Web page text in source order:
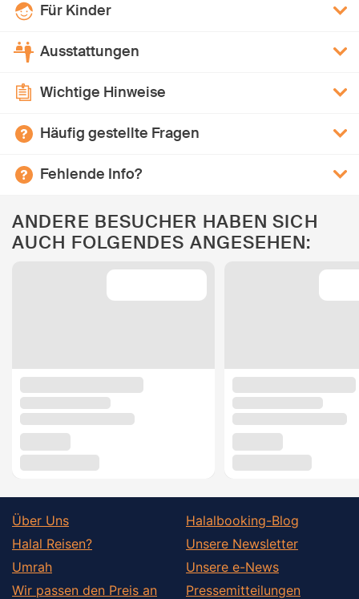
Für Kinder
Ausstattungen
Wichtige Hinweise
Häufig gestellte Fragen
Fehlende Info?
ANDERE BESUCHER HABEN SICH
AUCH FOLGENDES ANGESEHEN:
Über Uns
Halal Reisen?
Umrah
Wir passen den Preis an
Halalbooking-Blog
Unsere Newsletter
Unsere e-News
Pressemitteilungen